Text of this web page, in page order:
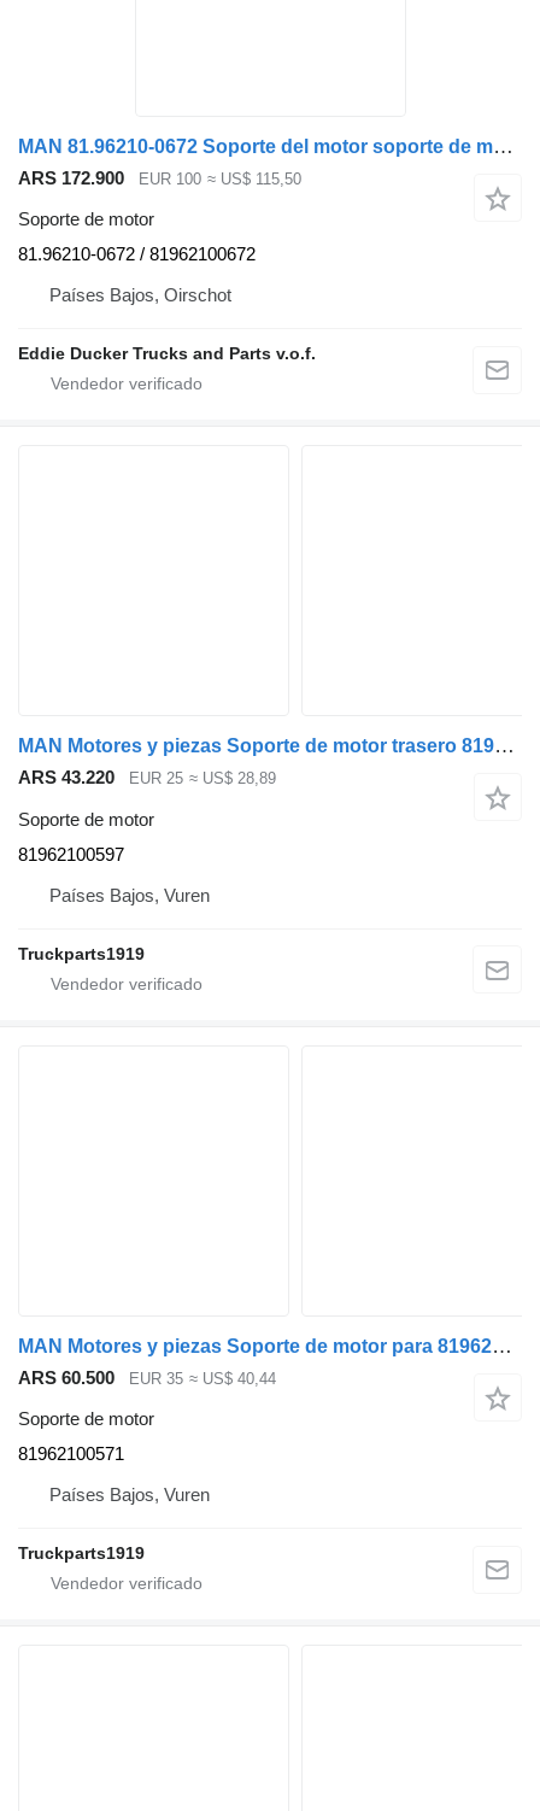
MAN 81.96210-0672 Soporte del motor soporte de motor para camión
ARS 172.900 EUR 100 ≈ US$ 115,50
Soporte de motor
81.96210-0672 / 81962100672
Países Bajos, Oirschot
Eddie Ducker Trucks and Parts v.o.f.
MAN Motores y piezas Soporte de motor trasero 81962100597 para camión
ARS 43.220 EUR 25 ≈ US$ 28,89
Soporte de motor
81962100597
Países Bajos, Vuren
Truckparts1919
MAN Motores y piezas Soporte de motor para 81962100571 para camión
ARS 60.500 EUR 35 ≈ US$ 40,44
Soporte de motor
81962100571
Países Bajos, Vuren
Truckparts1919